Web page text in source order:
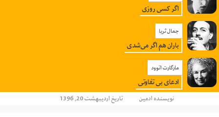
اگر کسی روزی
جمال ثریا
باران هم اگر می‌شدی
مارگارت اتوود
ادعای بی تفاوتی
نویسندهادمین تاریخ اردیبهشت 20, 1396